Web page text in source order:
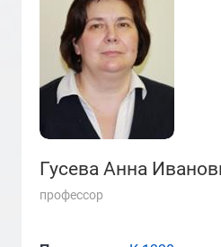
Гусева Анна
профессор